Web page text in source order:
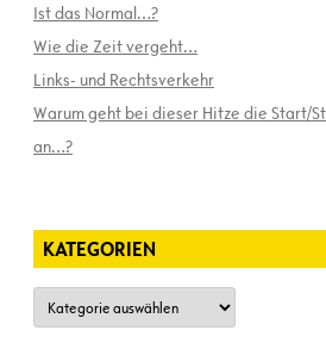
Ist das Normal…?
Wie die Zeit vergeht…
Links- und Rechtsverkehr
Warum geht bei dieser Hitze die Start/
an…?
KATEGORIEN
Kategorien